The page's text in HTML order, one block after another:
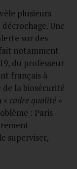
plusieurs
Une
sur des
notamment
du professeur
français à
de la biosécurité
« cadre qualité »
: Paris
superviser,